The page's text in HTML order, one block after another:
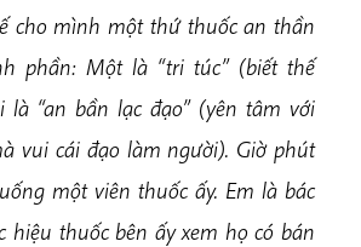
cho mình một thứ thuốc an thần
phần: Một là “tri túc” (biết thế
là “an bần lạc đạo” (yên tâm với
vui cái đạo làm người). Giờ phút
một viên thuốc ấy. Em là bác
hiệu thuốc bên ấy xem họ có bán